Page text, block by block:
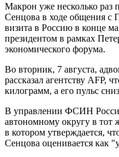
Макрон уже несколько раз
Сенцова в ходе общения с
визита в Россию в конце
президентом в рамках
экономического форума.
Во вторник, 7 августа,
рассказал агентству AFP,
килограмм, а его пульс
В управлении ФСИН
автономному округу в тот
в котором утверждается,
Сенцова оценивается как